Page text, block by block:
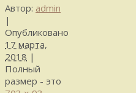
Автор: admin
|
Опубликовано
17 марта,
2018 |
Полный
размер - это